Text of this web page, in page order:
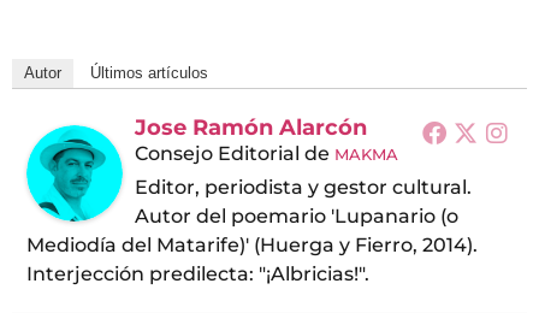
Autor Últimos artículos
Jose Ramón Alarcón
Consejo Editorial de MAKMA
Editor, periodista y gestor cultural.
Autor del poemario 'Lupanario (o
Mediodía del Matarife)' (Huerga y Fierro, 2014).
Interjección predilecta: "¡Albricias!".